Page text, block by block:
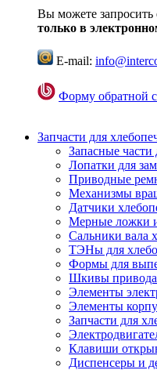
Вы можете запросить
только в
E-mail:
Форму обратной
Запчасти для
Запасные части
Лопатки для
Приводные
Механизмы
Датчики
Мерные ложки и
Сальники вала
ТЭНы для
Формы для
Шкивы привода
Элементы
Элементы
Запчасти для
Клавиши
Диспенсеры и